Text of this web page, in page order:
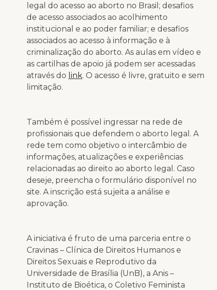
legal do acesso ao aborto no Brasil; desafios
de acesso associados ao acolhimento
institucional e ao poder familiar; e desafios
associados ao acesso à informação e à
criminalização do aborto. As aulas em vídeo e
as cartilhas de apoio já podem ser acessadas
através do link. O acesso é livre, gratuito e sem
limitação.
Também é possível ingressar na rede de
profissionais que defendem o aborto legal. A
rede tem como objetivo o intercâmbio de
informações, atualizações e experiências
relacionadas ao direito ao aborto legal. Caso
deseje, preencha o formulário disponível no
site. A inscrição está sujeita a análise e
aprovação.
A iniciativa é fruto de uma parceria entre o
Cravinas – Clínica de Direitos Humanos e
Direitos Sexuais e Reprodutivo da
Universidade de Brasília (UnB), a Anis –
Instituto de Bioética, o Coletivo Feminista